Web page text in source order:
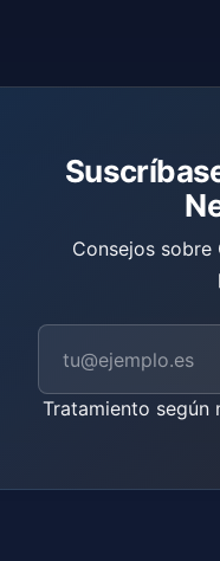
Consejos
Tratamiento según